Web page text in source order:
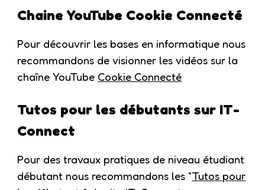
Chaine YouTube Cookie Connecté
Pour découvrir les bases en informatique nous
recommandons de visionner les vidéos sur la
chaîne YouTube Cookie Connecté
Tutos pour les débutants sur IT-
Connect
Pour des travaux pratiques de niveau étudiant
débutant nous recommandons les "Tutos pour